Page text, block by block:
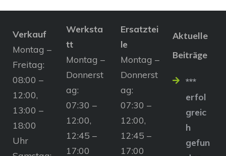
Verkauf
Montag –
Freitag:
08:00 –
12:00,
13:00 –
18:00
Uhr
Werksta
tt
Montag –
Donnerst
ag:
07:30 –
12:00,
12:45 –
17:00
Ersatztei
le
Montag –
Donnerst
ag:
07:30 –
12:00,
12:45 –
17:00
Aktuelle
Beiträge
***
erfol
greic
h
gefun